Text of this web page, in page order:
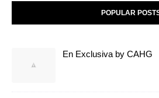
POPULAR
En Exclusiva by CAHG